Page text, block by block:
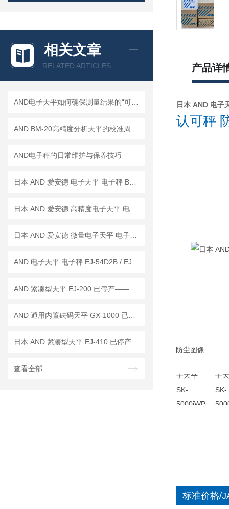
相关文章
RELATED ARTICLES
AND电子秤的日常维护与保养技巧
查看全部
产品详
日本 AND 电子
认可秤
SK-10KiWP
防水图像
防尘图像
标准价格/